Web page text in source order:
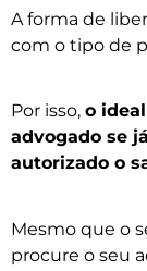
A forma de
com o tipo de
Por isso, o
advogado se
autorizado o
Mesmo que o
procure o seu